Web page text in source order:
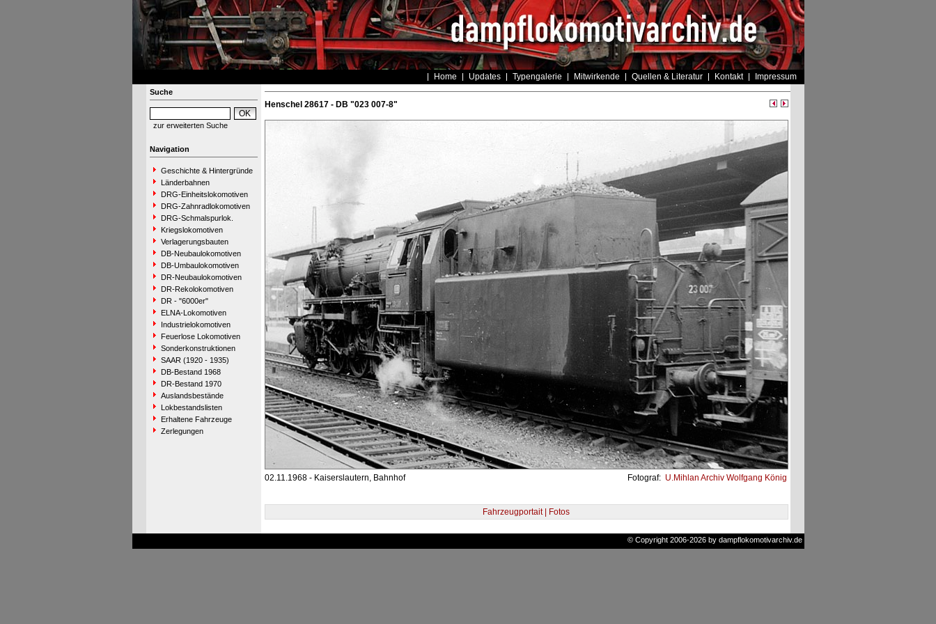
Home Updates Typengalerie Mitwirkende Quellen & Literatur Kontakt Impressum
Suche
zur erweiterten Suche
Navigation
Geschichte & Hintergründe
Länderbahnen
DRG-Einheitslokomotiven
DRG-Zahnradlokomotiven
DRG-Schmalspurlok.
Kriegslokomotiven
Verlagerungsbauten
DB-Neubaulokomotiven
DB-Umbaulokomotiven
DR-Neubaulokomotiven
DR-Rekolokomotiven
DR - "6000er"
ELNA-Lokomotiven
Industrielokomotiven
Feuerlose Lokomotiven
Sonderkonstruktionen
SAAR (1920 - 1935)
DB-Bestand 1968
DR-Bestand 1970
Auslandsbestände
Lokbestandslisten
Erhaltene Fahrzeuge
Zerlegungen
Henschel 28617 - DB "023 007-8"
02.11.1968 - Kaiserslautern, Bahnhof Fotograf: U.Mihlan Archiv Wolfgang König
Fahrzeugportait | Fotos
© Copyright 2006-2026 by dampflokomotivarchiv.de